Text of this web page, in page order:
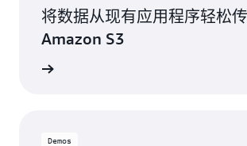
将数据从现有应用程序轻松
Amazon S3
Demos